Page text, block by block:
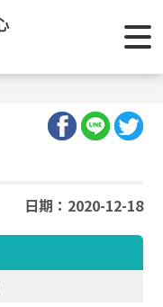
日期：2020-12-18